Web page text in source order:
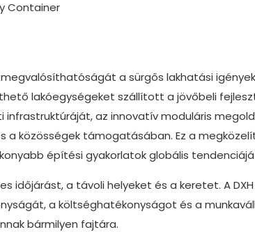
a sürgős lakhatási
lakóegységeket szállított a jövőbeli
infrastruktúráját, az innovatív moduláris
közösségek támogatásában. Ez a
építési gyakorlatok globális
időjárást, a távoli helyeket és a keretet. A DXH
a költséghatékonyságot és a
bármilyen fajtára.